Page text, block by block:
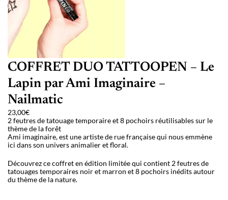
COFFRET DUO TATTOOPEN – Le
Lapin par Ami Imaginaire –
Nailmatic
23,00€
2 feutres de tatouage temporaire et 8 pochoirs réutilisables sur le
thème de la forêt
Ami imaginaire, est une artiste de rue française qui nous emmène
ici dans son univers animalier et floral.
Découvrez ce coffret en édition limitée qui contient 2 feutres de
tatouages temporaires noir et marron et 8 pochoirs inédits autour
du thème de la nature.